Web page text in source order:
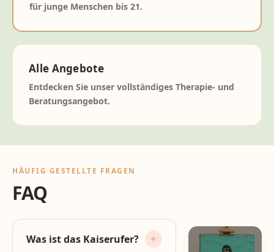
für junge Menschen bis 21.
Alle Angebote
Entdecken Sie unser vollständiges Therapie- und
Beratungsangebot.
HÄUFIG GESTELLTE FRAGEN
FAQ
Was ist das Kaiserufer?